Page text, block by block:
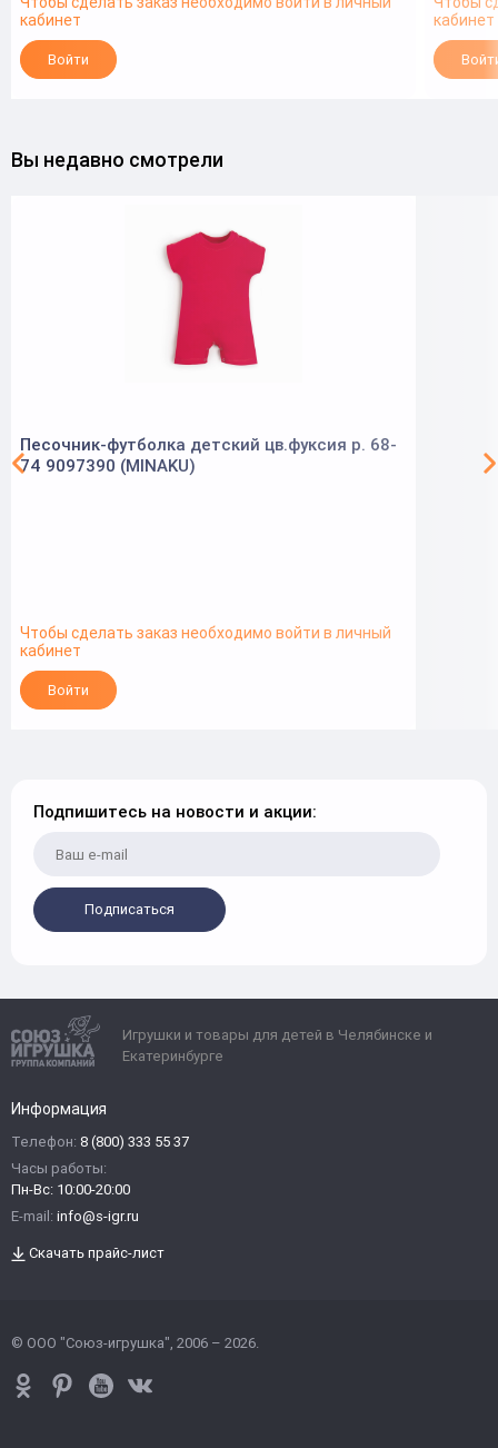
кабинет
Войти
кабинет
Вы недавно смотрели
Песочник-футболка детский цв.фуксия р. 68-
74 9097390 (MINAKU)
Чтобы сделать заказ необходимо войти в личный
кабинет
Войти
Подпишитесь на новости и акции:
Подписаться
Игрушки и товары для детей в Челябинске и
Екатеринбурге
Информация
Телефон: 8 (800) 333 55 37
Часы работы:
Пн-Вс: 10:00-20:00
E-mail: info@s-igr.ru
Скачать прайс-лист
© ООО "Союз-игрушка", 2006 – 2026.